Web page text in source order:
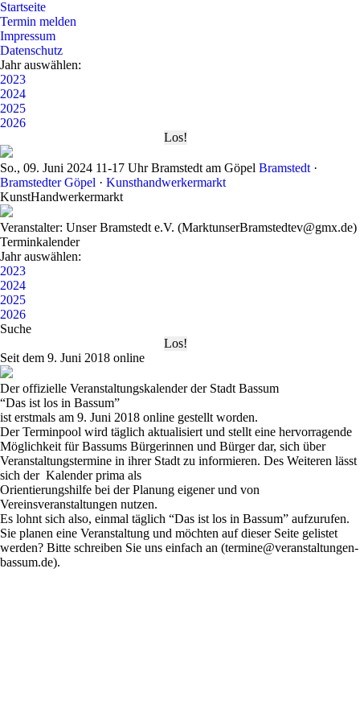
Startseite
Termin melden
Impressum
Datenschutz
Jahr auswählen:
2023
2024
2025
2026
So., 09. Juni 2024 11-17 Uhr Bramstedt am Göpel Bramstedt ·
Bramstedter Göpel · Kunsthandwerkermarkt
KunstHandwerkermarkt
Veranstalter: Unser Bramstedt e.V. (MarktunserBramstedtev@gmx.de)
Terminkalender
Jahr auswählen:
2023
2024
2025
2026
Suche
Seit dem 9. Juni 2018 online
Der offizielle Veranstaltungskalender der Stadt Bassum
“Das ist los in Bassum”
ist erstmals am 9. Juni 2018 online gestellt worden.
Der Terminpool wird täglich aktualisiert und stellt eine hervorragende
Möglichkeit für Bassums Bürgerinnen und Bürger dar, sich über
Veranstaltungstermine in ihrer Stadt zu informieren. Des Weiteren lässt
sich der Kalender prima als
Orientierungshilfe bei der Planung eigener und von
Vereinsveranstaltungen nutzen.
Es lohnt sich also, einmal täglich “Das ist los in Bassum” aufzurufen.
Sie planen eine Veranstaltung und möchten auf dieser Seite gelistet
werden? Bitte schreiben Sie uns einfach an (termine@veranstaltungen-
bassum.de).